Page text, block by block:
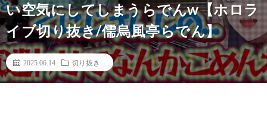
い空気にしてしまうらでんw【ホロラ
イブ切り抜き/儒烏風亭らでん】
2025.06.14 切り抜き